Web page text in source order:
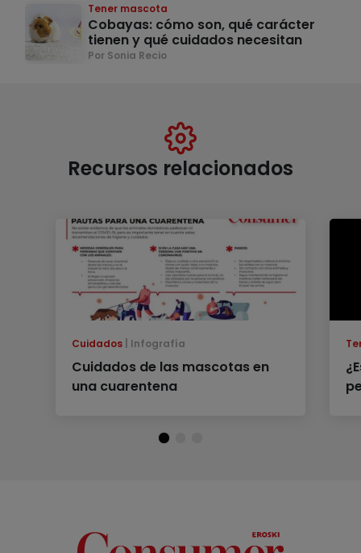
Tener mascota
Cobayas: cómo son, qué carácter
tienen y qué cuidados necesitan
Por Sonia Recio
Recursos relacionados
Cuidados Infografía
Cuidados de las mascotas en
una cuarentena